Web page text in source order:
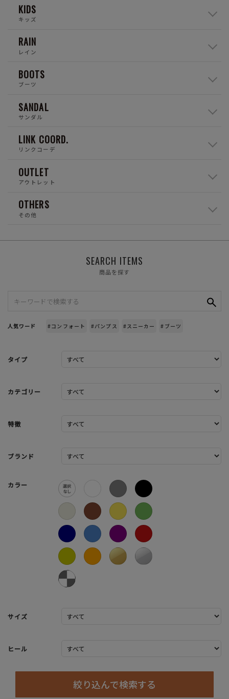
KIDS
キッズ
RAIN
レイン
BOOTS
ブーツ
SANDAL
サンダル
LINK COORD.
リンクコーデ
OUTLET
アウトレット
OTHERS
その他
SEARCH ITEMS
商品を探す
人気ワード #コンフォート #パンプス #スニーカー #ブーツ
タイプ
カテゴリー
特徴
ブランド
カラー
サイズ
ヒール
絞り込んで検索する